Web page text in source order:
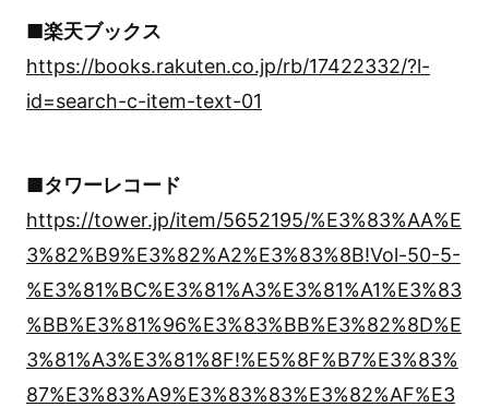
■楽天ブックス
https://books.rakuten.co.jp/rb/17422332/?l-
id=search-c-item-text-01
■タワーレコード
https://tower.jp/item/5652195/%E3%83%AA%E
3%82%B9%E3%82%A2%E3%83%8B!Vol-50-5-
%E3%81%BC%E3%81%A3%E3%81%A1%E3%83
%BB%E3%81%96%E3%83%BB%E3%82%8D%E
3%81%A3%E3%81%8F!%E5%8F%B7%E3%83%
87%E3%83%A9%E3%83%83%E3%82%AF%E3